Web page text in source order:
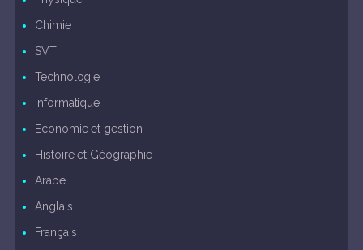
Chimie
SVT
Technologie
Informatique
Economie et gestion
Histoire et Géographie
Arabe
Anglais
Français